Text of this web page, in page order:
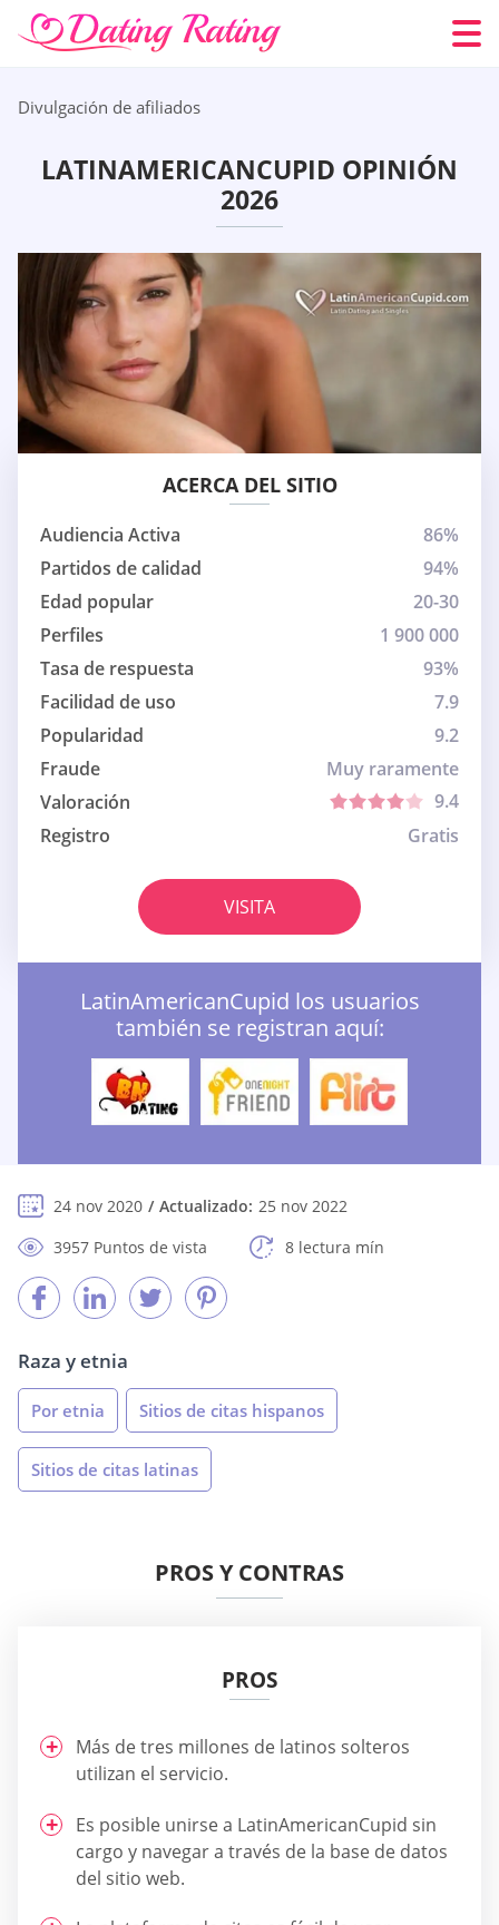
Divulgación de afiliados
LATINAMERICANCUPID OPINIÓN
2026
ACERCA DEL SITIO
Audiencia Activa
86%
Partidos de calidad
94%
Edad popular
20-30
Perfiles
1 900 000
Tasa de respuesta
93%
Facilidad de uso
7.9
Popularidad
9.2
Fraude
Muy raramente
Valoración
9.4
Registro
Gratis
VISITA
LatinAmericanCupid los usuarios
también se registran aquí:
24 nov 2020 Actualizado: 25 nov 2022
3957 Puntos de vista
8 lectura mín
Raza y etnia
Por etnia Sitios de citas hispanos
Sitios de citas latinas
PROS Y CONTRAS
PROS
Más de tres millones de latinos solteros
utilizan el servicio.
Es posible unirse a LatinAmericanCupid sin
cargo y navegar a través de la base de datos
del sitio web.